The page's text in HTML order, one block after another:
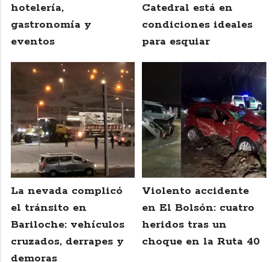
hotelería,
gastronomía y
eventos
Catedral está en
condiciones ideales
para esquiar
La nevada complicó
el tránsito en
Bariloche: vehículos
cruzados, derrapes y
demoras
Violento accidente
en El Bolsón: cuatro
heridos tras un
choque en la Ruta 40